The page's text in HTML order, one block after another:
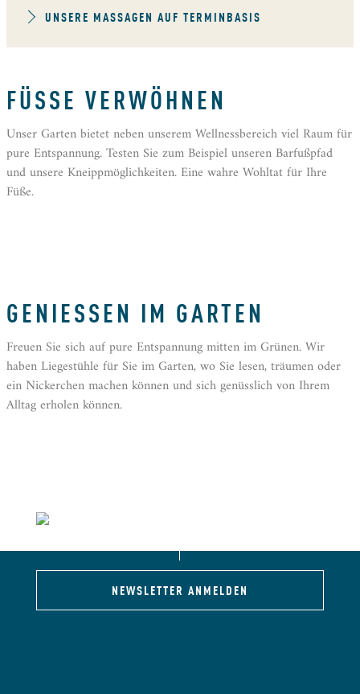
UNSERE MASSAGEN AUF TERMINBASIS
FÜSSE VERWÖHNEN
Unser Garten bietet neben unserem Wellnessbereich viel Raum für
pure Entspannung. Testen Sie zum Beispiel unseren Barfußpfad
und unsere Kneippmöglichkeiten. Eine wahre Wohltat für Ihre
Füße.
GENIESSEN IM GARTEN
Freuen Sie sich auf pure Entspannung mitten im Grünen. Wir
haben Liegestühle für Sie im Garten, wo Sie lesen, träumen oder
ein Nickerchen machen können und sich genüsslich von Ihrem
Alltag erholen können.
NEWSLETTER ANMELDEN